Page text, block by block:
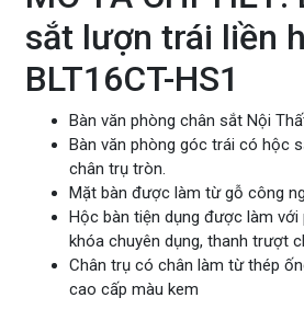
sắt lượn trái liền
BLT16CT-HS1
Bàn văn phòng chân sắt Nội
Bàn văn phòng góc trái có hộc
chân trụ tròn.
Mặt bàn được làm từ gỗ công
Hộc bàn tiện dụng được làm với
khóa chuyên dụng, thanh trượt
Chân trụ có chân làm từ thép
cao cấp màu kem